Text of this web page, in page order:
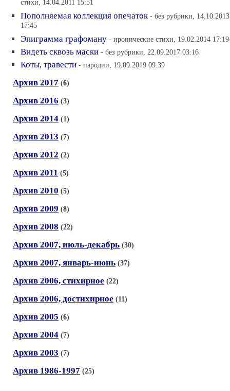
стихи, 14.04.2011 15:51
Пополняемая коллекция опечаток - без рубрики, 14.10.2013
17:45
Эпиграмма графоману - иронические стихи, 19.02.2014 17:19
Видеть сквозь маски - без рубрики, 22.09.2017 03:16
Коты, травести - пародии, 19.09.2019 09:39
Архив 2017 (6)
Архив 2016 (3)
Архив 2014 (1)
Архив 2013 (7)
Архив 2012 (2)
Архив 2011 (5)
Архив 2010 (5)
Архив 2009 (8)
Архив 2008 (22)
Архив 2007, июль-декабрь (30)
Архив 2007, январь-июнь (37)
Архив 2006, стихирное (22)
Архив 2006, достихирное (11)
Архив 2005 (6)
Архив 2004 (7)
Архив 2003 (7)
Архив 1986-1997 (25)